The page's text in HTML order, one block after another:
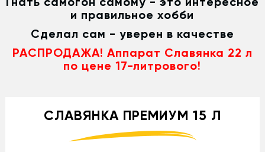
Гнать самогон самому - это интересное
и правильное хобби
Сделал сам - уверен в качестве
РАСПРОДАЖА! Аппарат Славянка 22 л
по цене 17-литрового!
СЛАВЯНКА ПРЕМИУМ 15 Л